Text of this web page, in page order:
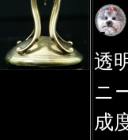
透
ニ
成